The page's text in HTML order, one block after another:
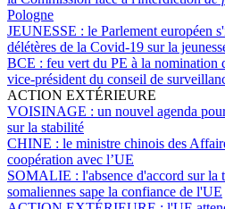
Pologne
JEUNESSE : le Parlement européen
délétères de la Covid-19 sur la
BCE : feu vert du PE à la nomination
vice-président du conseil de
ACTION EXTÉRIEURE
VOISINAGE : un nouvel agenda
sur la stabilité
CHINE : le ministre chinois des
coopération avec l’UE
SOMALIE : l'absence d'accord sur la
somaliennes sape la confiance de l'UE